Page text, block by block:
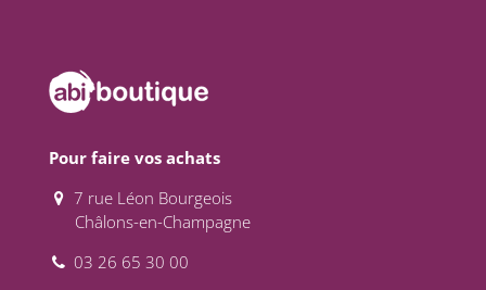
Pour faire vos achats
7 rue Léon Bourgeois
Châlons-en-Champagne
03 26 65 30 00